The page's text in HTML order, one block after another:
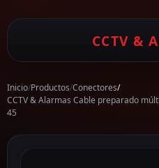
CCTV &
Inicio/Productos/Conectores/
CCTV & Alarmas Cable preparado
45